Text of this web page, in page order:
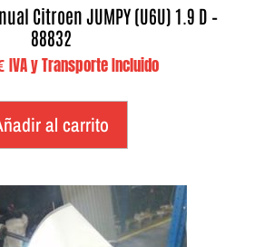
Citroen JUMPY (U6U) 1.9 D –
88832
IVA y Transporte Incluido
al carrito